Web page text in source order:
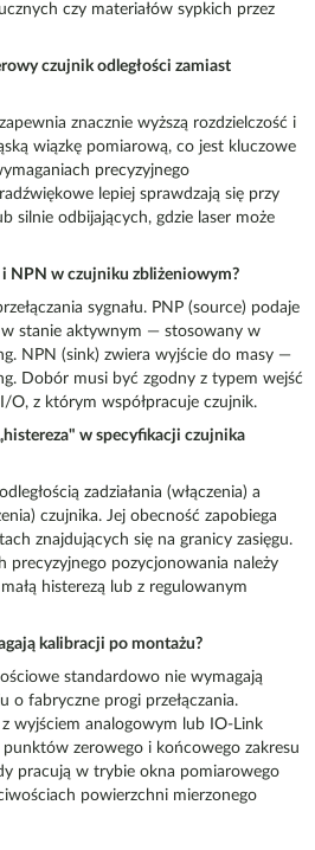
czy materiałów sypkich przez
czujnik odległości zamiast
znacznie wyższą rozdzielczość i
wiązkę pomiarową, co jest kluczowe
precyzyjnego
lepiej sprawdzają się przy
silnie odbijających, gdzie laser może
NPN w czujniku zbliżeniowym?
sygnału. PNP (source) podaje
w stanie aktywnym — stosowany w
NPN (sink) zwiera wyjście do masy —
Dobór musi być zgodny z typem wejść
O, z którym współpracuje czujnik.
w specyfikacji czujnika
zadziałania (włączenia) a
czujnika. Jej obecność zapobiega
znajdujących się na granicy zasięgu.
precyzyjnego pozycjonowania należy
histerezą lub z regulowanym
kalibracji po montażu?
standardowo nie wymagają
o fabryczne progi przełączania.
z wyjściem analogowym lub IO-Link
zerowego i końcowego zakresu
pracują w trybie okna pomiarowego
powierzchni mierzonego